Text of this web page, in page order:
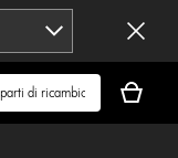
carrello
è